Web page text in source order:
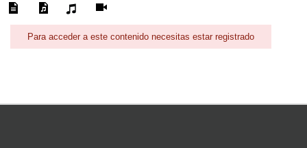
Para acceder a este contenido necesitas estar registrado